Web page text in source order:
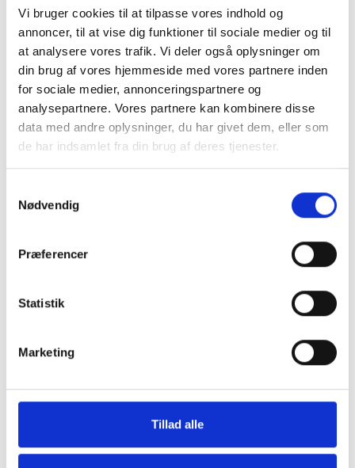
Vi bruger cookies til at tilpasse vores indhold og
annoncer, til at vise dig funktioner til sociale medier og til
at analysere vores trafik. Vi deler også oplysninger om
din brug af vores hjemmeside med vores partnere inden
for sociale medier, annonceringspartnere og
analysepartnere. Vores partnere kan kombinere disse
data med andre oplysninger, du har givet dem, eller som
de har indsamlet fra din brug af deres tjenester.
Nødvendig
Præferencer
Statistik
Marketing
Tillad alle
Tilbud Autocamper udstyr
Grill og Tilbehør Indvendigt Udstyr